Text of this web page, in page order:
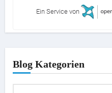
Ein Service von
Blog Kategorien